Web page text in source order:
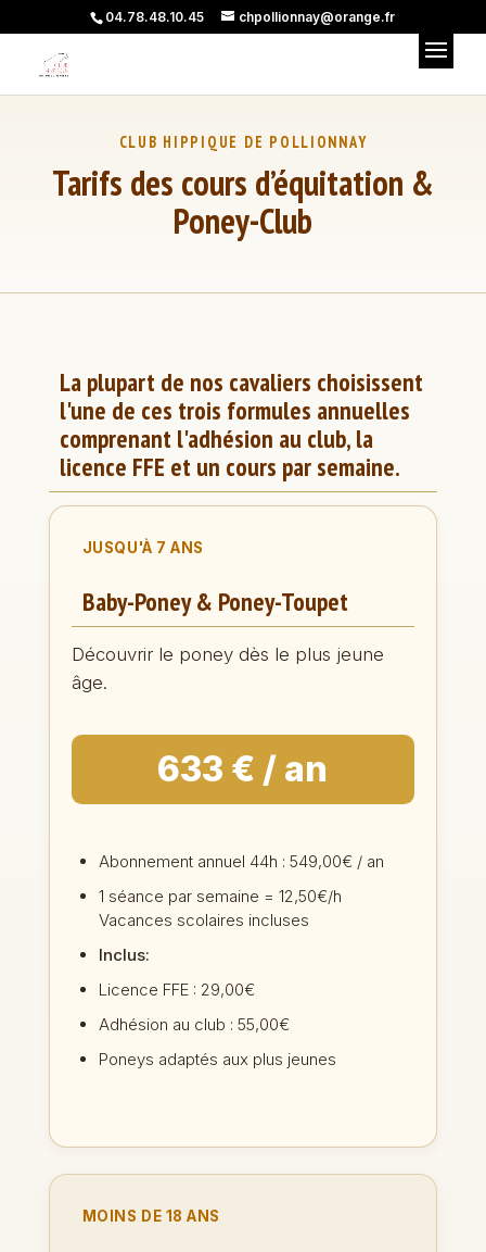
04.78.48.10.45 chpollionnay@orange.fr
Tarifs des cours d’équitation &
Poney-Club
La plupart de nos cavaliers choisissent
l'une de ces trois formules annuelles
comprenant l'adhésion au club, la
licence FFE et un cours par semaine.
JUSQU'À 7 ANS
Baby-Poney & Poney-Toupet
Découvrir le poney dès le plus jeune
âge.
633 € / an
Abonnement annuel 44h : 549,00€ / an
1 séance par semaine = 12,50€/h
Vacances scolaires incluses
Inclus:
Licence FFE : 29,00€
Adhésion au club : 55,00€
Poneys adaptés aux plus jeunes
MOINS DE 18 ANS